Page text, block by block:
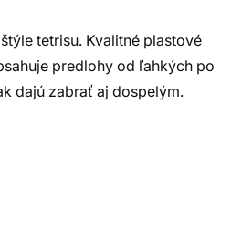
tetrisu. Kvalitné plastové
predlohy od ľahkých po
dajú zabrať aj dospelým.